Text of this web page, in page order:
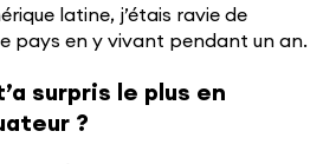
latine, j’étais ravie de
pays en y vivant pendant un an.
surpris le plus en
?